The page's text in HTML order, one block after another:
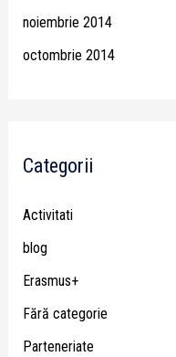
noiembrie 2014
octombrie 2014
Categorii
Activitati
blog
Erasmus+
Fără categorie
Parteneriate